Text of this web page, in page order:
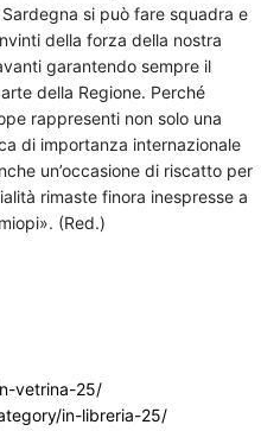
si può fare squadra e
della forza della nostra
garantendo sempre il
della Regione. Perché
rappresenti non solo una
di importanza internazionale
un’occasione di riscatto per
rimaste finora inespresse a
(Red.)
vetrina-25/
in-libreria-25/